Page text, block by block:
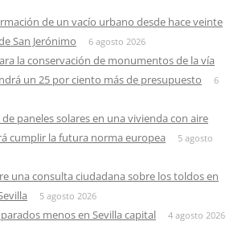
de un vacío urbano desde hace veinte
San Jerónimo
6 agosto 2026
la conservación de monumentos de la vía
un 25 por ciento más de presupuesto
6
paneles solares en una vivienda con aire
cumplir la futura norma europea
5 agosto
una consulta ciudadana sobre los toldos en
5 agosto 2026
parados menos en Sevilla capital 4 agosto 2026